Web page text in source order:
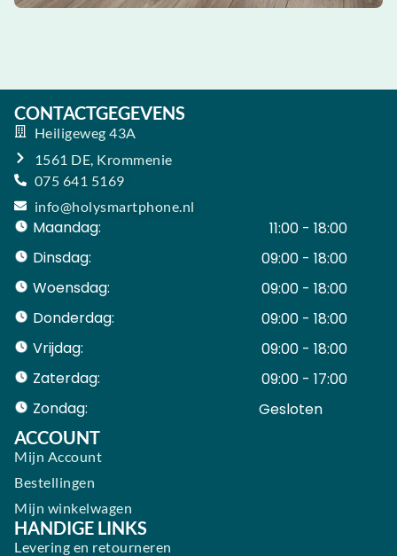
CONTACTGEGEVENS
Heiligeweg 43A
1561 DE, Krommenie
075 641 5169
info@holysmartphone.nl
Maandag:
11:00 - 18:00
Dinsdag:
09:00 - 18:00
Woensdag:
09:00 - 18:00
Donderdag:
09:00 - 18:00
Vrijdag:
09:00 - 18:00
Zaterdag:
09:00 - 17:00
Zondag:
Gesloten ​ ​ ​ ​ ​ ​ ​
ACCOUNT
Mijn Account
Bestellingen
Mijn winkelwagen
HANDIGE LINKS
Levering en retourneren